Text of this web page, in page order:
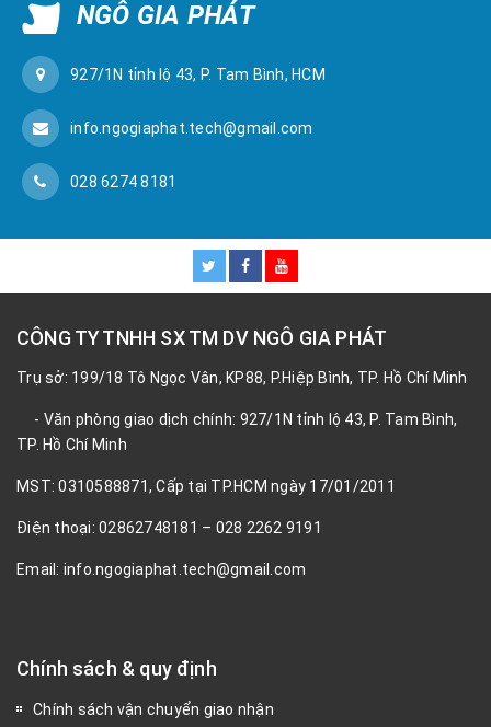
NGÔ GIA PHÁT
927/1N tỉnh lộ 43, P. Tam Bình, HCM
info.ngogiaphat.tech@gmail.com
028 6274 8181
CÔNG TY TNHH SX TM DV NGÔ GIA PHÁT
Trụ sở: 199/18 Tô Ngọc Vân, KP88, P.Hiệp Bình, TP. Hồ Chí Minh
- Văn phòng giao dịch chính: 927/1N tỉnh lộ 43, P. Tam Bình,
TP. Hồ Chí Minh
MST: 0310588871, Cấp tại TP.HCM ngày 17/01/2011
Điện thoại: 02862748181 – 028 2262 9191
Email: info.ngogiaphat.tech@gmail.com
Chính sách & quy định
Chính sách vận chuyển giao nhận